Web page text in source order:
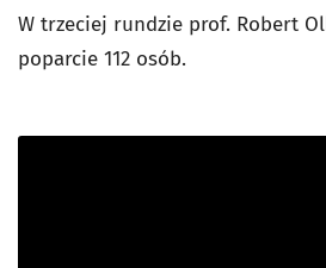
W trzeciej rundzie prof. Robert
poparcie 112 osób.